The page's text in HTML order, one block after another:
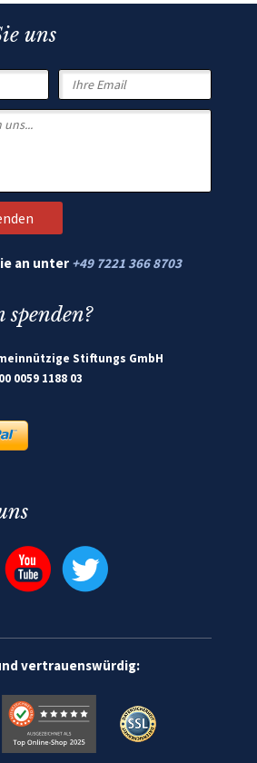
uns
an unter +49 7221 366 8703
spenden?
Stiftungs GmbH
0059 1188 03
vertrauenswürdig: